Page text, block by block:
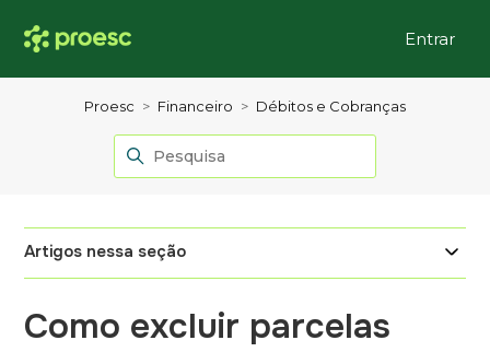
Entrar
Proesc Financeiro Débitos e Cobranças
Artigos nessa seção
Como excluir parcelas